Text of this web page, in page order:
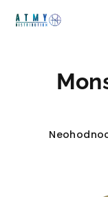
Průměrné